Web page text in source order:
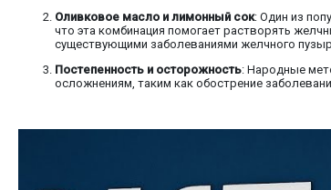
Оливковое масло и лимонный сок: Один из
что эта комбинация помогает растворять
существующими заболеваниями желчного
Постепенность и осторожность: Народные
осложнениям, таким как обострение